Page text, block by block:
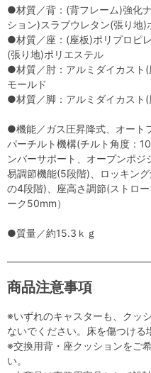
●材質／背：(背フレーム)強化
ション)スラブウレタン(張り地)
●材質／座：(座板)ポリプロピ
(張り地)ポリエステル
●材質／肘：アルミダイカスト
モールド
●材質／脚：アルミダイカスト
●機能／ガス圧昇降式、オート
パーチルト機構(チルト角度：
ンバーサポート、オープンポ
易調節機能(5段階)、ロッキン
の4段階)、座高さ調節(ストロ
ーク50mm）
●質量／約15.3ｋｇ
商品注意事項
※いずれのキャスターも、クッ
ないでください。床を傷つける
※交換用背・座クッションをご
い。